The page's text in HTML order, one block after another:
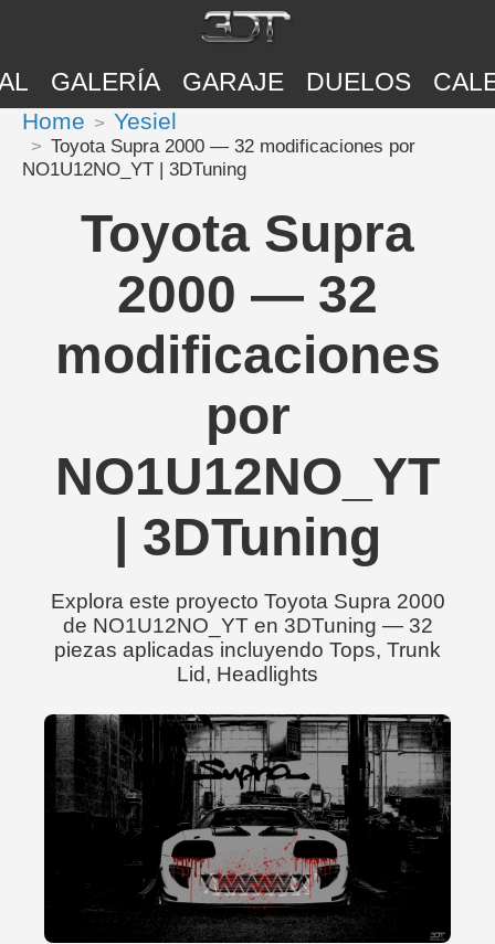
GALERÍA GARAJE DUELOS
Home Yesiel
Toyota Supra 2000 — 32 modificaciones por
NO1U12NO_YT | 3DTuning
Toyota Supra
2000 — 32
modificaciones
por
NO1U12NO_YT
| 3DTuning
Explora este proyecto Toyota Supra 2000
de NO1U12NO_YT en 3DTuning — 32
piezas aplicadas incluyendo Tops, Trunk
Lid, Headlights